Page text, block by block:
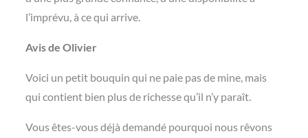
l’imprévu, à ce qui arrive.
Avis de Olivier
Voici un petit bouquin qui ne paie pas de mine, mais
qui contient bien plus de richesse qu’il n’y paraît.
Vous êtes-vous déjà demandé pourquoi nous rêvons